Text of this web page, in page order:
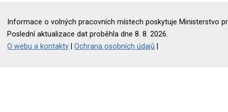
Informace o volných pracovních místech poskytuje Ministerstvo
Poslední aktualizace dat proběhla dne 8. 8. 2026.
O webu a kontakty |Ochrana osobních údajů